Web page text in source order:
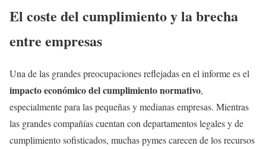
El coste del cumplimiento y la brecha
entre empresas
Una de las grandes preocupaciones reflejadas en el informe es el
impacto económico del cumplimiento normativo,
especialmente para las pequeñas y medianas empresas. Mientras
las grandes compañías cuentan con departamentos legales y de
cumplimiento sofisticados, muchas pymes carecen de los recursos